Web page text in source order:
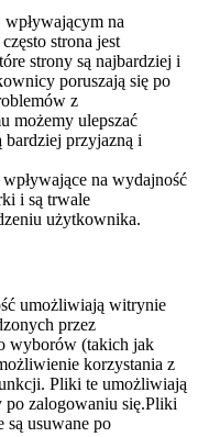
na
strona jest
strony są najbardziej i
poruszają się po
z
możemy ulepszać
przyjazną i
na wydajność
i są trwale
użytkownika.
umożliwiają witrynie
przez
wyborów (takich jak
korzystania z
Pliki te umożliwiają
zalogowaniu się.Pliki
są usuwane po